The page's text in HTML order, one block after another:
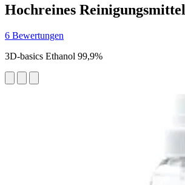
Hochreines Reinigungsmittel
6 Bewertungen
3D-basics Ethanol 99,9%